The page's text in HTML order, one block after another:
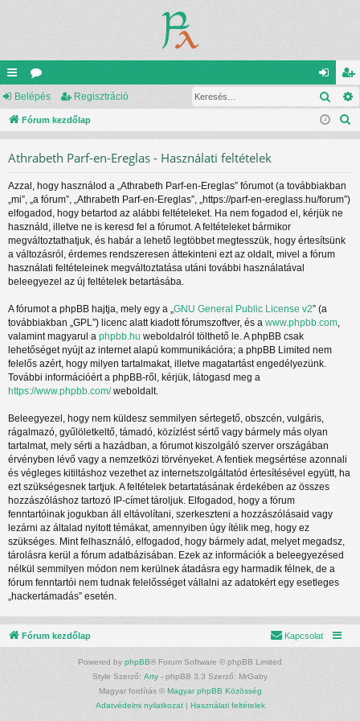
yo
rs
ór
u
el
ép
eg
is
ió
Belépés Regisztráció
Fórum kezdőlap
Athrabeth Parf-en-Ereglas - Használati feltételek
Azzal, hogy használod a „Athrabeth Parf-en-Ereglas” fórumot (a továbbiakban
„mi”, „a fórum”, „Athrabeth Parf-en-Ereglas”, „https://parf-en-ereglass.hu/forum”)
elfogadod, hogy betartod az alábbi feltételeket. Ha nem fogadod el, kérjük ne
használd, illetve ne is keresd fel a fórumot. A feltételeket bármikor
megváltoztathatjuk, és habár a lehető legtöbbet megtesszük, hogy értesítsünk
a változásról, érdemes rendszeresen áttekinteni ezt az oldalt, mivel a fórum
használati feltételeinek megváltoztatása utáni további használatával
beleegyezel az új feltételek betartásába.
A fórumot a phpBB hajtja, mely egy a „ GNU General Public License v2” (a
továbbiakban „GPL”) licenc alatt kiadott fórumszoftver, és a www.phpbb.com
valamint magyarul a phpbb.hu weboldalról tölthető le. A phpBB csak
lehetőséget nyújt az internet alapú kommunikációra; a phpBB Limited nem
felelős azért, hogy milyen tartalmakat, illetve magatartást engedélyezünk.
További információért a phpBB-ről, kérjük, látogasd meg a
https://www.phpbb.com/weboldalt.
Beleegyezel, hogy nem küldesz semmilyen sértegető, obszcén, vulgáris,
rágalmazó, gyűlöletkeltő, támadó, közízlést sértő vagy bármely más olyan
tartalmat, mely sérti a hazádban, a fórumot kiszolgáló szerver országában
érvényben lévő vagy a nemzetközi törvényeket. A fentiek megsértése azonnali
és végleges kitiltáshoz vezethet az internetszolgáltatód értesítésével együtt, ha
ezt szükségesnek tartjuk. A feltételek betartatásának érdekében az összes
hozzászóláshoz tartozó IP-címet tároljuk. Elfogadod, hogy a fórum
fenntartóinak jogukban áll eltávolítani, szerkeszteni a hozzászólásaid vagy
lezárni az általad nyitott témákat, amennyiben úgy ítélik meg, hogy ez
szükséges. Mint felhasználó, elfogadod, hogy bármely adat, melyet megadsz,
tárolásra kerül a fórum adatbázisában. Ezek az információk a beleegyezésed
nélkül semmilyen módon nem kerülnek átadásra egy harmadik félnek, de a
fórum fenntartói nem tudnak felelősséget vállalni az adatokért egy esetleges
„hackertámadás” esetén.
Fórum kezdőlap Kapcsolat
Powered by phpBB® Forum Software © phpBB Limited
Style Szerző: Arty - phpBB 3.3 Szerző: MrGaby
Magyar fordítás © Magyar phpBB Közösség
Adatvédelmi nyilatkozat| Használati feltételek